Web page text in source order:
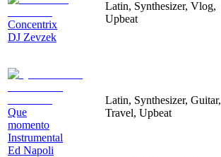
Concentrix
DJ Zevzek
Latin, Synthesizer, Vlog,
Upbeat
Que
momento
Instrumental
Ed Napoli
Latin, Synthesizer, Guitar,
Travel, Upbeat